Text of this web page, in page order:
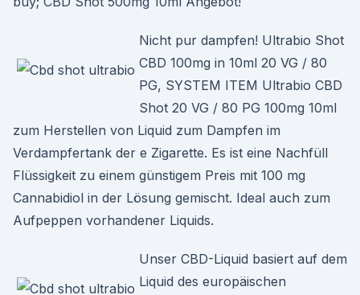
Nicht pur dampfen! Ultrabio Shot
CBD 100mg in 10ml 20 VG / 80
PG, SYSTEM ITEM Ultrabio CBD
Shot 20 VG / 80 PG 100mg 10ml
zum Herstellen von Liquid zum Dampfen im
Verdampfertank der e Zigarette. Es ist eine Nachfüll
Flüssigkeit zu einem günstigem Preis mit 100 mg
Cannabidiol in der Lösung gemischt. Ideal auch zum
Aufpeppen vorhandener Liquids.
Unser CBD-Liquid basiert auf dem
Liquid des europäischen